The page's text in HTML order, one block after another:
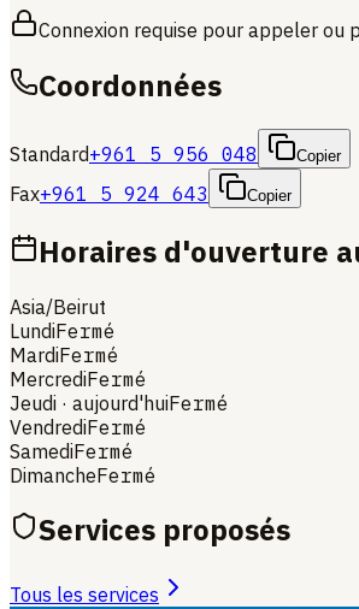
Connexion requise pour appeler ou
Coordonnées
Standard+961 5 956 048 Copier
Fax+961 5 924 643 Copier
Horaires d'ouverture
Asia/Beirut
LundiFermé
MardiFermé
MercrediFermé
Jeudi · aujourd'huiFermé
VendrediFermé
SamediFermé
DimancheFermé
Services proposés
Tous les services